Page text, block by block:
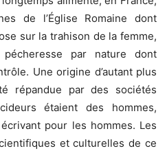
de l’Église Romaine dont
sur la trahison de la femme,
pécheresse par nature dont
Une origine d’autant plus
répandue par des sociétés
étaient des hommes,
pour les hommes. Les
et culturelles de ce